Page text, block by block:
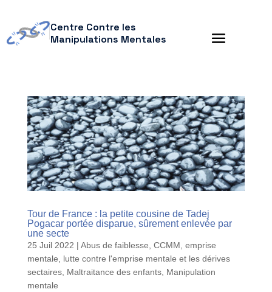
Centre Contre les
Manipulations Mentales
Tour de France : la petite cousine de Tadej
Pogacar portée disparue, sûrement enlevée par
une secte
25 Juil 2022 | Abus de faiblesse CCMM emprise
mentale
lutte contre l'emprise mentale et les dérives
sectaires, Maltraitance des enfants, Manipulation
mentale